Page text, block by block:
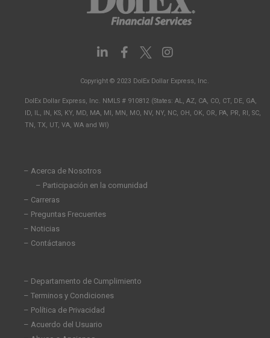
L
i
k
e
d
i
n
F
a
e
b
o
o
I
n
t
a
g
Copyright © 2023 DolEx Dollar Express, Inc.
DolEx Dollar Express, Inc. NMLS # 910812 (States: AL, AZ, CA, CO, CT, DE, GA,
ID, IL, IN, KS, KY, MD, MA, MI, MN, MO, NV, NY, NC, OH, OK, OR, PA, PR, RI, SC,
TN, TX, UT, VA, WA and WI)
– Acerca de Nosotros
– Participación en la comunidad
– Carreras
– Preguntas Frecuentes
– Noticias
– Contáctanos
– Departamento de Cumplimiento
– Terminos y Condiciones
– Política de Privacidad
– Acuerdo del Usuario